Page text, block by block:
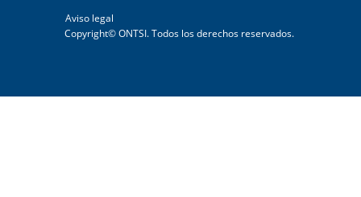
Aviso legal
Copyright© ONTSI. Todos los derechos reservados.